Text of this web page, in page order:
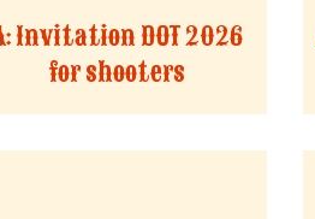
Invitation DOT 2026
for shooters